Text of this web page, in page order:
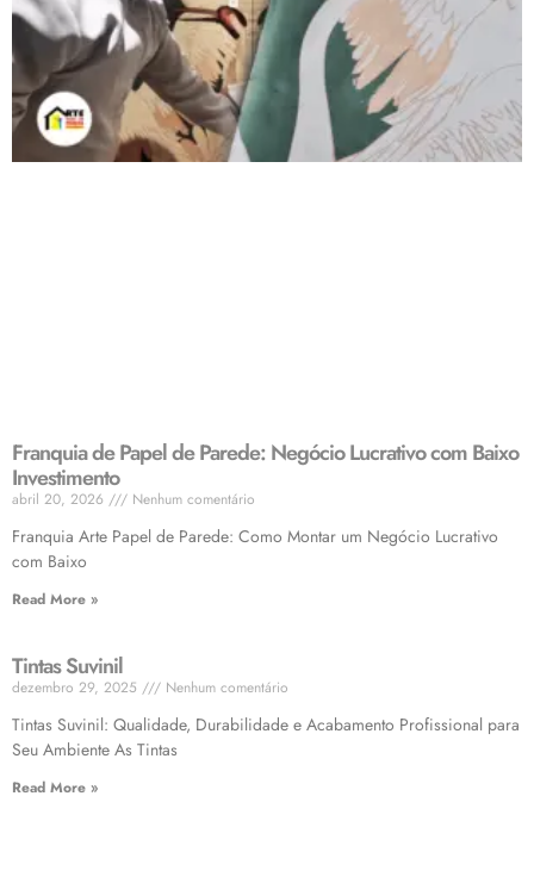
Franquia de Papel de Parede: Negócio Lucrativo com Baixo
Investimento
abril 20, 2026 Nenhum comentário
Franquia Arte Papel de Parede: Como Montar um Negócio Lucrativo
com Baixo
Read More »
Tintas Suvinil
dezembro 29, 2025 Nenhum comentário
Tintas Suvinil: Qualidade, Durabilidade e Acabamento Profissional para
Seu Ambiente As Tintas
Read More »